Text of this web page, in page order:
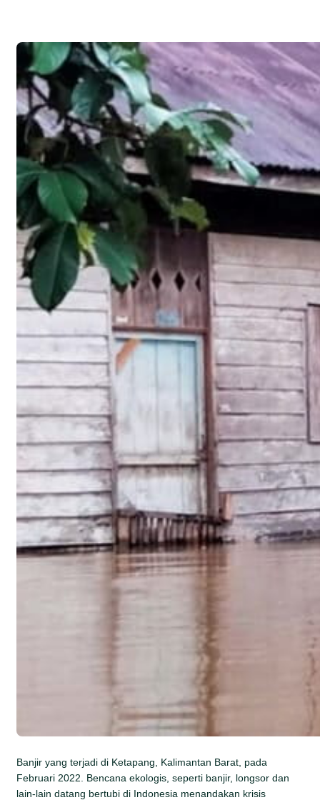
Banjir yang terjadi di Ketapang, Kalimantan Barat, pada
Februari 2022. Bencana ekologis, seperti banjir, longsor dan
lain-lain datang bertubi di Indonesia menandakan krisis